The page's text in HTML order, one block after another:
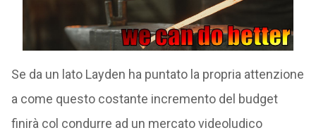
Se da un lato Layden ha puntato la propria attenzione
a come questo costante incremento del budget
finirà col condurre ad un mercato videoludico